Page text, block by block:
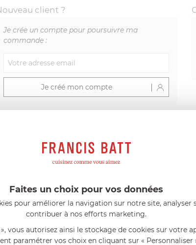
client ?
Je crée un compte pour poursuivre ma
commande :
Je créé mon compte
le 23/06/2026 à 12:04
Castelpro 5 ply poignée
un produit de haute
est parfaite pour
et vient complé...»
Florence 63 ans le 23/06/2026 à
Couteau complet avec lame, joint
pour le robot cuiseur Cook Expert
«Je suis satisfaite du couteau
L'écrou est un peu dur au début
fait. La livraison a été très rapide.
Faites un choix pour vos données
pour améliorer la navigation sur notre site, analyser
contribuer à nos efforts marketing.
vous autorisez ainsi le stockage de cookies sur votre
paramétrer vos choix en cliquant sur « Personnaliser